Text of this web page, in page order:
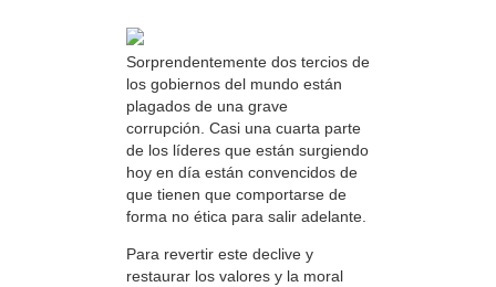
Sorprendentemente dos tercios de
los gobiernos del mundo están
plagados de una grave
corrupción. Casi una cuarta parte
de los líderes que están surgiendo
hoy en día están convencidos de
que tienen que comportarse de
forma no ética para salir adelante.
Para revertir este declive y
restaurar los valores y la moral